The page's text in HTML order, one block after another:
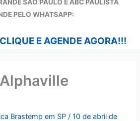
SÃO PAULO E ABC PAULISTA
PELO WHATSAPP:
E AGENDE AGORA!!!
Brastemp em SP /10 de abril de